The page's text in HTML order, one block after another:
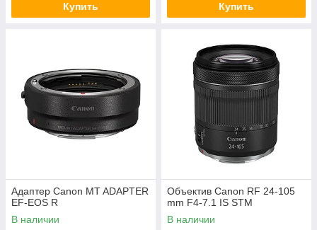
Купить Купить
Адаптер Canon MT ADAPTER
EF-EOS R
В наличии
Объектив Canon RF 24-105
mm F4-7.1 IS STM
В наличии